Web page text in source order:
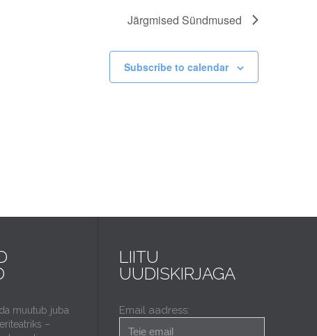
Järgmised Sündmused
Subscribe to calendar
muutub juba
–
LIITU
UUDISKIRJAGA
Email aadress: